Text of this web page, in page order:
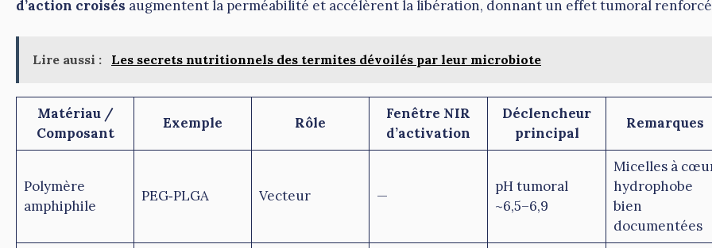
d’action croisés augmentent la perméabilité et accélèrent la libération, donnant un effet tumoral
Lire aussi : Les secrets nutritionnels des termites dévoilés par leur microbiote
Matériau /
Composant
Exemple Rôle
Fenêtre NIR
d’activation
Déclencheur
principal
Remarques
Polymère
amphiphile
PEG‑PLGA Vecteur —
pH tumoral
~6,5–6,9
Micelles à
hydrophobe
bien
documentées